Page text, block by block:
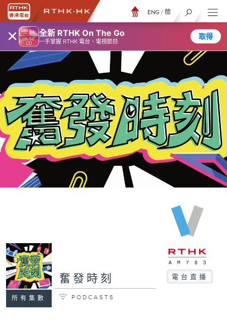
× 全新 RTHK On The Go
一手掌握 RTHK 電台、電視節目
取得
ENG / 簡
所有集數
奮發時刻 電台直播
PODCASTS